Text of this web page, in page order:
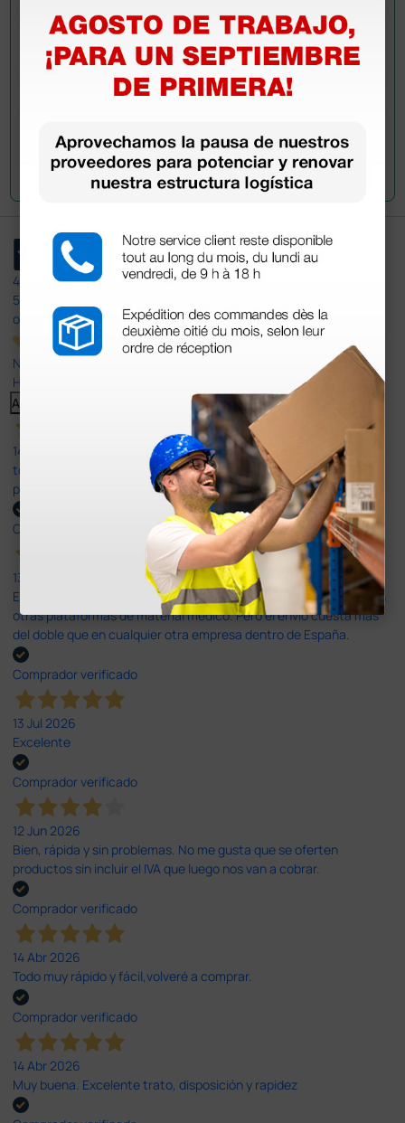
han adquirido este producto.
Envía tu pregunta
4,4
597
opiniones
Nuestras reseñas de 4 y 5 estrellas.
Haga clic aquí para leerlos todos >
Anterior
14 Jul 2026
todo correcto. podria señalar que un poco caro los portes y el
plazo de entrega se alarga.
Comprador verificado
13 Jul 2026
Es fácil hacer el pedido. El producto, bastante mas barato que en
otras plataformas de material médico. Pero el envío cuesta más
del doble que en cualquier otra empresa dentro de España.
Comprador verificado
13 Jul 2026
Excelente
Comprador verificado
12 Jun 2026
Bien, rápida y sin problemas. No me gusta que se oferten
productos sin incluir el IVA que luego nos van a cobrar.
Comprador verificado
14 Abr 2026
Todo muy rápido y fácil,volveré a comprar.
Comprador verificado
14 Abr 2026
Muy buena. Excelente trato, disposición y rapidez